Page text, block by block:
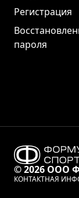
Регистрация
пароля
© 2026 ООО
КОНТАКТНАЯ